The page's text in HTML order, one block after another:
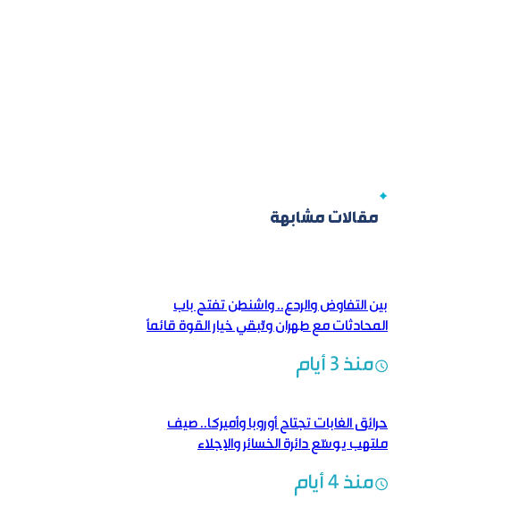
مقالات مشابهة
بين التفاوض والردع.. واشنطن تفتح باب
المحادثات مع طهران وتُبقي خيار القوة قائماً
منذ 3 أيام
حرائق الغابات تجتاح أوروبا وأميركا.. صيف
ملتهب يوسّع دائرة الخسائر والإجلاء
منذ 4 أيام